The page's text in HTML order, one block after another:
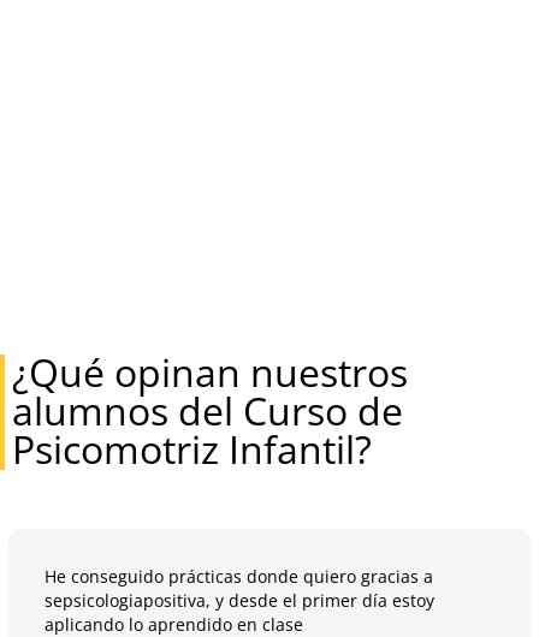
¿Qué opinan nuestros
alumnos del Curso de
Psicomotriz Infantil?
He conseguido prácticas donde quiero gracias a
sepsicologiapositiva, y desde el primer día estoy
aplicando lo aprendido en clase